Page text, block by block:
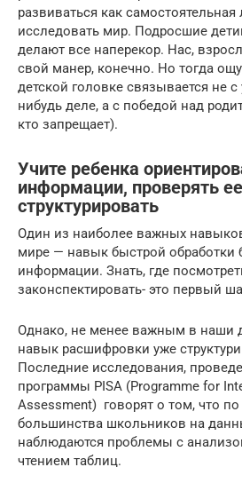
развиваться как самостоятельная
исследовать мир. Подросшие
делают все наперекор. Нас,
свой манер, конечно. Но тогда
детской головке связывается не
нибудь деле, а с победой над
кто запрещает).
Учите ребенка
информации, проверять
структурировать
Один из наиболее важных
мире — навык быстрой обработки
информации. Знать, где
законспектировать- это первый
Однако, не менее важным в наши
навык расшифровки уже
Последние исследования,
программы PISA (Programme for
Assessment) говорят о том, что
большинства школьников на
наблюдаются проблемы с
чтением таблиц.